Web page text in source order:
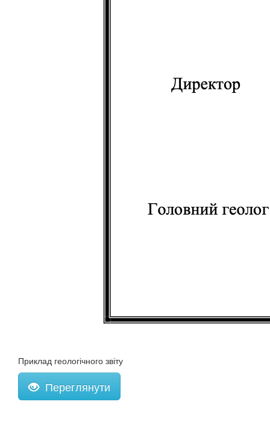
Приклад геологічного звіту
Переглянути